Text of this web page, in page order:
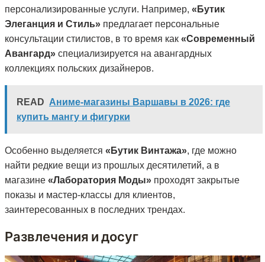
персонализированные услуги. Например, «Бутик
Элеганция и Стиль» предлагает персональные
консультации стилистов, в то время как «Современный
Авангард» специализируется на авангардных
коллекциях польских дизайнеров.
READ Аниме-магазины Варшавы в 2026: где
купить мангу и фигурки
Особенно выделяется «Бутик Винтажа», где можно
найти редкие вещи из прошлых десятилетий, а в
магазине «Лаборатория Моды» проходят закрытые
показы и мастер-классы для клиентов,
заинтересованных в последних трендах.
Развлечения и досуг